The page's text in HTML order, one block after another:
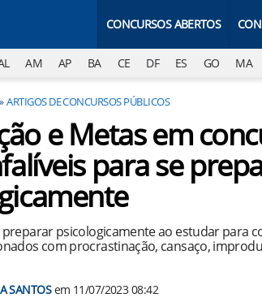
CONCURSOS ABERTOS
AM AP BA CE DF ES GO MA
ARTIGOS DE CONCURSOS PÚBLICOS
e Metas em
para se
psicologicamente ao estudar para
com procrastinação, cansaço,
SANTOSem 11/07/2023 08:42